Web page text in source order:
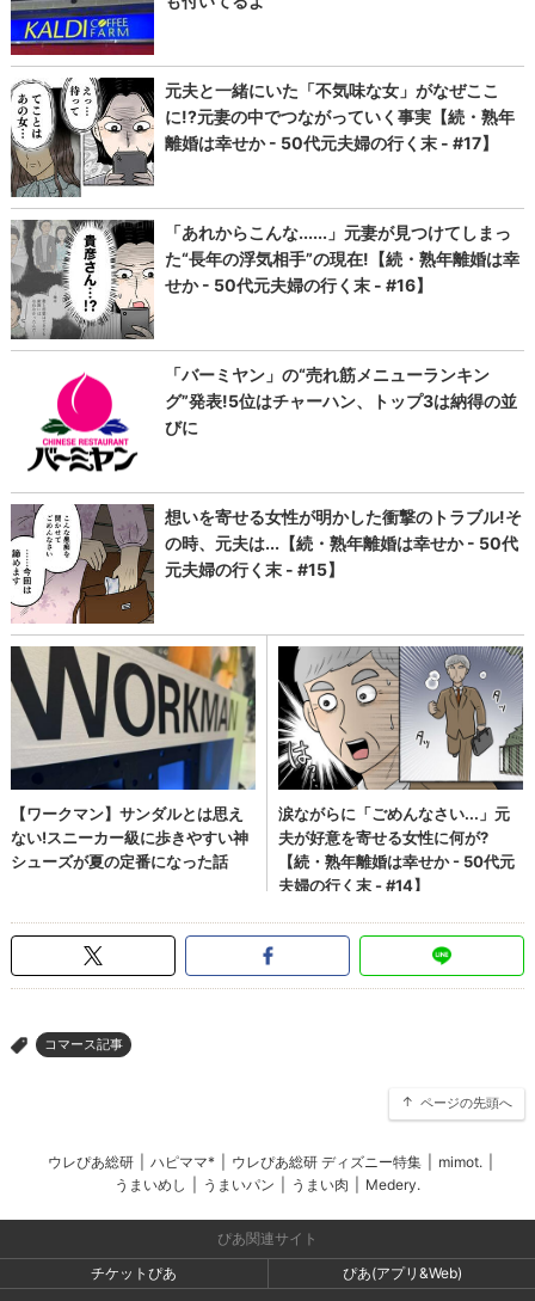
> コマース記事
ページの先頭へ
ウレぴあ総研 ハピママ* ウレぴあ総研 ディズニー特集 mimot.
うまいめし
うまいパン うまい肉 Medery.
ぴあ関連サイト
チケットぴあ
ぴあ(アプリ&Web)